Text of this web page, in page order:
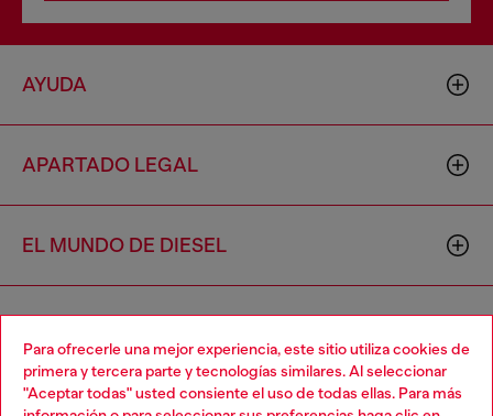
Para ofrecerle una mejor experiencia, este sitio utiliza cookies de
primera y tercera parte y tecnologías similares. Al seleccionar
"Aceptar todas" usted consiente el uso de todas ellas. Para más
AYUDA
APARTADO LEGAL
EL MUNDO DE DIESEL
Choose your location